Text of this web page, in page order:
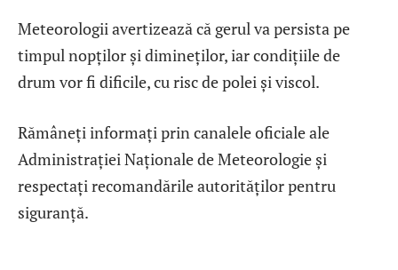
Meteorologii avertizează că gerul va persista pe
timpul nopților și dimineților, iar condițiile de
drum vor fi dificile, cu risc de polei și viscol.
Rămâneți informați prin canalele oficiale ale
Administrației Naționale de Meteorologie și
respectați recomandările autorităților pentru
siguranță.